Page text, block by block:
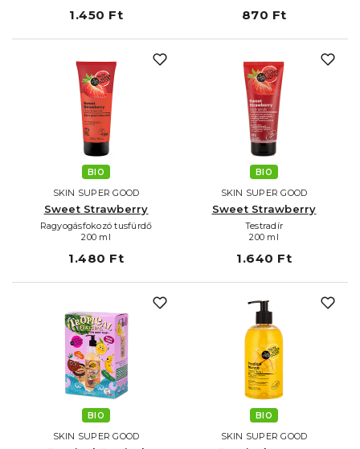
1.450 Ft 870 Ft
BIO
SKIN SUPER GOOD
Sweet Strawberry
Ragyogásfokozó tusfürdő
200 ml
1.480 Ft
BIO
SKIN SUPER GOOD
Sweet Strawberry
Testradír
200 ml
1.640 Ft
BIO
SKIN SUPER GOOD
BIO
SKIN SUPER GOOD